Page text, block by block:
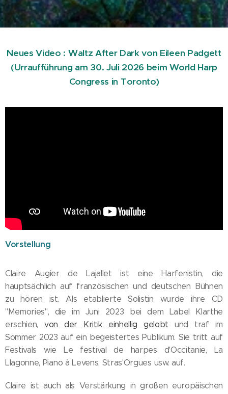
Neues Video : Waltz After Dark von Eileen Padgett
(Urraufführung am 30. Juli 2026 beim World Harp
Congress in Toronto)
Vorstellung
Claire Augier de Lajallet ist eine Harfenistin, die
hauptsächlich auf französischen und deutschen Bühnen
zu hören ist. Als etablierte Solistin wurde ihre CD
"Memories", die im Juni 2023 bei dem Label Klarthe
erschien,von der Kritik einhellig gelobt und traf im
Sommer 2023 auf ein begeistertes Publikum. Sie tritt auf
Festivals wie Le festival de harpes d'Occitanie, La
Llagonne, Piano à Levens, Stras'Orgues usw. auf.
Claire ist auch als Verstärkung in großen europäischen